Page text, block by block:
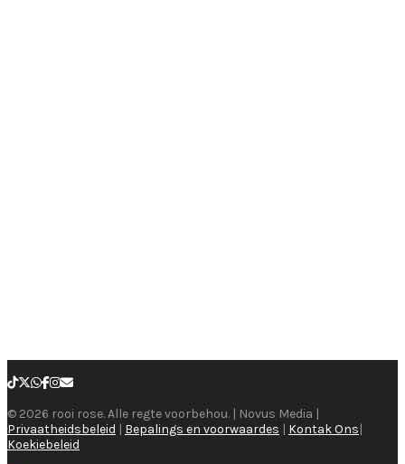
© 2026 rooi rose. Alle regte voorbehou. | Novus Media |
Privaatheidsbeleid
Bepalings en voorwaardes Kontak Ons
Koekiebeleid